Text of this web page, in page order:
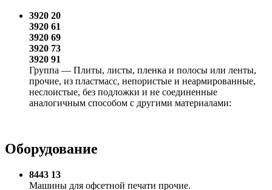
3920 20
3920 61
3920 69
3920 73
3920 91
Группа — Плиты, листы, пленка и полосы или ленты,
прочие, из пластмасс, непористые и неармированные,
неслоистые, без подложки и не соединенные
аналогичным способом с другими материалами:
Оборудование
8443 13
Машины для офсетной печати прочие.